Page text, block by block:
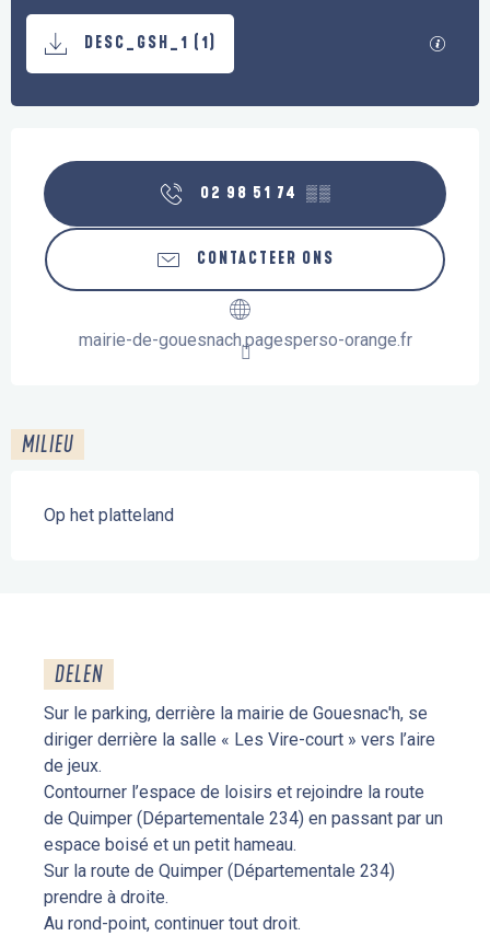
Documentatie
DESC_GSH_1 (1) Met
02 98 51 74 ▒▒
CONTACTEER ONS
mairie-de-gouesnach.pagesperso-orange.fr
MILIEU
Op het platteland
DELEN
Sur le parking, derrière la mairie de Gouesnac'h, se
diriger derrière la salle « Les Vire-court » vers l’aire
de jeux.
Contourner l’espace de loisirs et rejoindre la route
de Quimper (Départementale 234) en passant par un
espace boisé et un petit hameau.
Sur la route de Quimper (Départementale 234)
prendre à droite.
Au rond-point, continuer tout droit.